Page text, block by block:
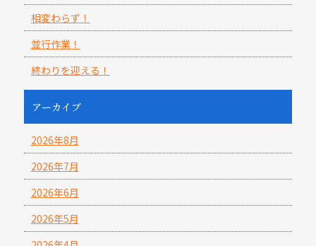
相変わらず！
並行作業！
終わりを迎える！
アーカイブ
2026年8月
2026年7月
2026年6月
2026年5月